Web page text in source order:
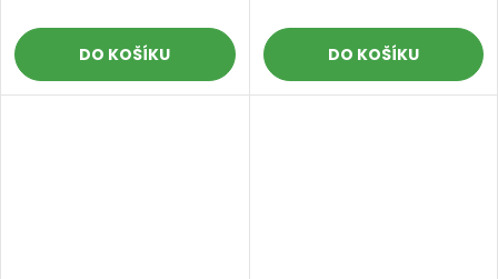
DO KOŠÍKU DO KOŠÍKU